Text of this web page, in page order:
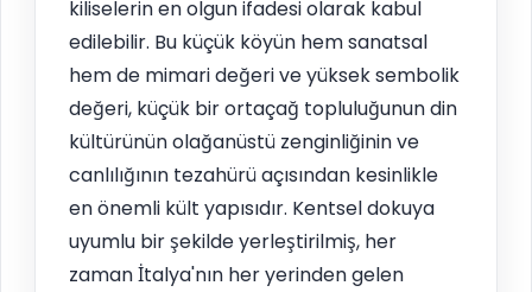
kiliselerin en olgun ifadesi olarak kabul
edilebilir. Bu küçük köyün hem sanatsal
hem de mimari değeri ve yüksek sembolik
değeri, küçük bir ortaçağ topluluğunun din
kültürünün olağanüstü zenginliğinin ve
canlılığının tezahürü açısından kesinlikle
en önemli kült yapısıdır. Kentsel dokuya
uyumlu bir şekilde yerleştirilmiş, her
zaman İtalya'nın her yerinden gelen